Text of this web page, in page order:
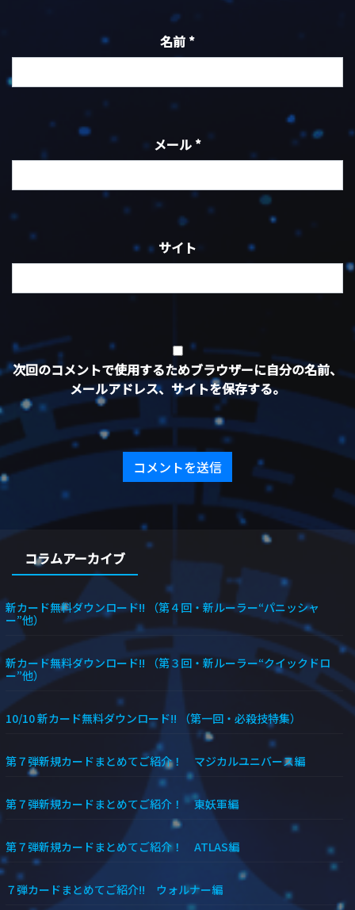
名前 *
メール *
サイト
次回のコメントで使用するためブラウザーに自分の名前、
メールアドレス、サイトを保存する。
コラムアーカイブ
新カード無料ダウンロード!! （第４回・新ルーラー“パニッシャ
ー”他）
新カード無料ダウンロード!! （第３回・新ルーラー“クイックドロ
ー”他）
10/10 新カード無料ダウンロード!! （第一回・必殺技特集）
第７弾新規カードまとめてご紹介！ マジカルユニバース編
第７弾新規カードまとめてご紹介！ 東妖軍編
第７弾新規カードまとめてご紹介！ ATLAS編
７弾カードまとめてご紹介!! ウォルナー編